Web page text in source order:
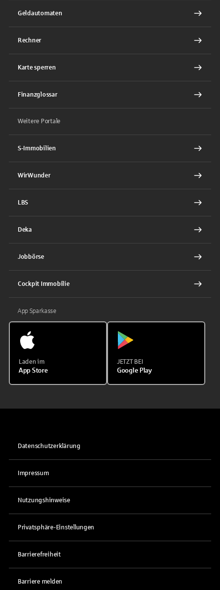
Geldautomaten
Rechner
Karte sperren
Finanzglossar
Weitere Portale
S-Immobilien
WirWunder
LBS
Deka
Jobbörse
Cockpit Immobilie
App Sparkasse
Laden im
App Store
JETZT BEI
Google Play
Datenschutzerklärung
Impressum
Nutzungshinweise
Privatsphäre-Einstellungen
Barrierefreiheit
Barriere melden